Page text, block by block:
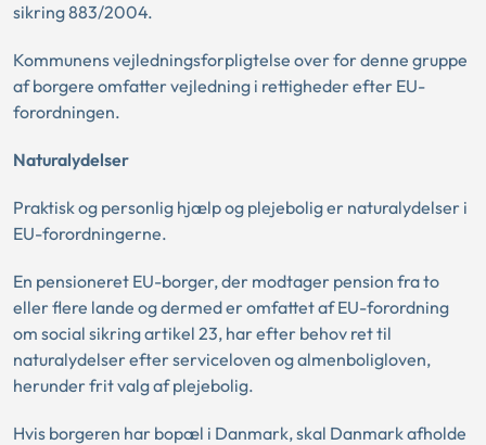
sikring 883/2004.
Kommunens vejledningsforpligtelse over for denne gruppe
af borgere omfatter vejledning i rettigheder efter EU-
forordningen.
Naturalydelser
Praktisk og personlig hjælp og plejebolig er naturalydelser i
EU-forordningerne.
En pensioneret EU-borger, der modtager pension fra to
eller flere lande og dermed er omfattet af EU-forordning
om social sikring artikel 23, har efter behov ret til
naturalydelser efter serviceloven og almenboligloven,
herunder frit valg af plejebolig.
Hvis borgeren har bopæl i Danmark, skal Danmark afholde